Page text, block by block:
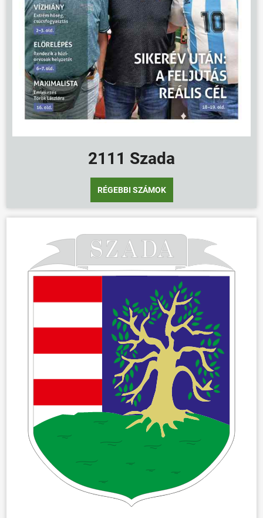
ÖNKORMÁNYZAT
ÜGYINTÉZÉS
KÖZÖSSÉG
HÍREK
VÁLASZTÁSOK
2111 Szada
RÉGEBBI SZÁMOK